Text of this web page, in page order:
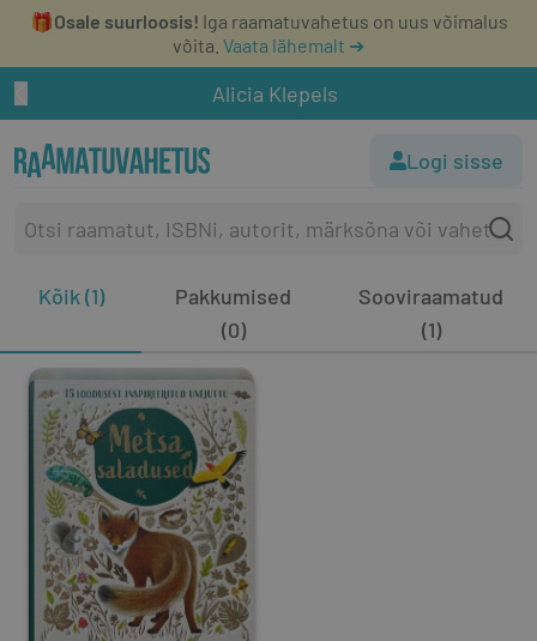
🎁Osale suurloosis! Iga raamatuvahetus on uus võimalus
võita. Vaata lähemalt ➔
Alicia Klepels
Logi sisse
Kõik (1)
Pakkumised
(0)
Sooviraamatud
(1)